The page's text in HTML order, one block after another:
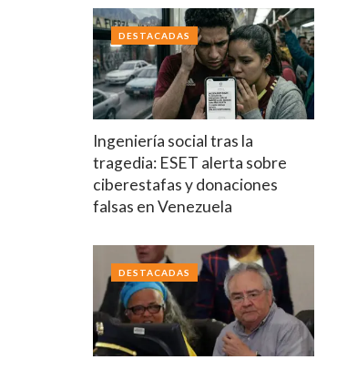
Ingeniería social tras la
tragedia: ESET alerta sobre
ciberestafas y donaciones
falsas en Venezuela
DESTACADAS
DESTACADAS